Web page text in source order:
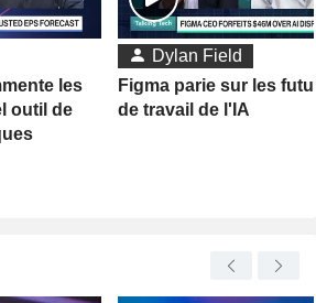
les
outil de
Dylan Field
Figma parie sur les
de travail de l'IA